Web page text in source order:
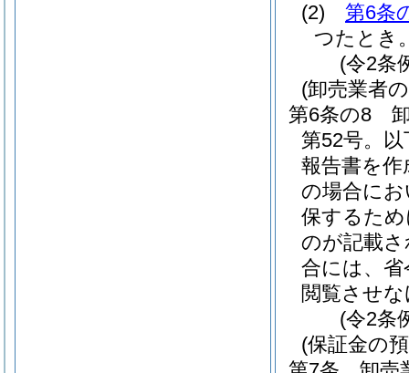
(2)
第6条
つたとき
(令2条
(卸売業者
第6条の8
第52号。
報告書を
の場合に
保するた
のが記載
合には、
閲覧させ
(令2条
(保証金の